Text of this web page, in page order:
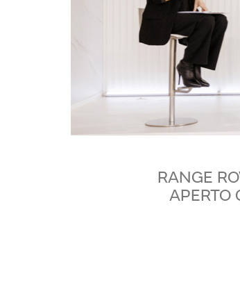
RANGE
APERTO